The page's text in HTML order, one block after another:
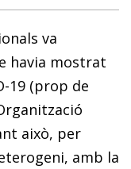
va
havia mostrat
19 (prop de
això, per
amb la